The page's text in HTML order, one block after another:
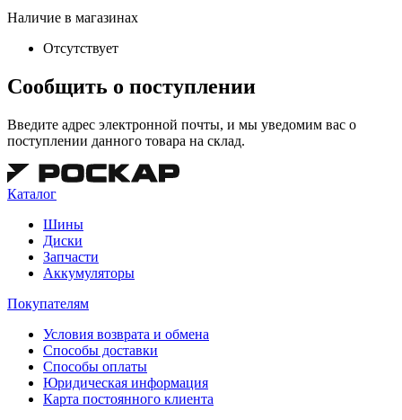
Наличие в магазинах
Отсутствует
Сообщить о поступлении
Введите адрес электронной почты, и мы уведомим вас о
поступлении данного товара на склад.
Каталог
Шины
Диски
Запчасти
Аккумуляторы
Покупателям
Условия возврата и обмена
Способы доставки
Способы оплаты
Юридическая информация
Карта постоянного клиента